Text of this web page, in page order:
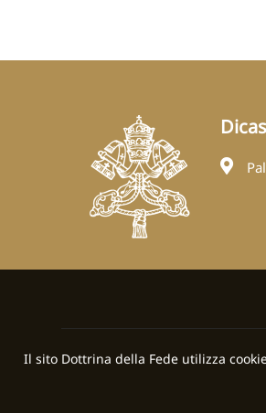
Il sito Dottrina della Fede utilizza